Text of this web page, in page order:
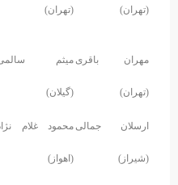
(تهران) (تهران)
مهران باقری
(تهران)
میثم سالمی
(گیلان)
ارسلان جمالی
(شیراز)
محمود غلام نژاد
(اهواز)